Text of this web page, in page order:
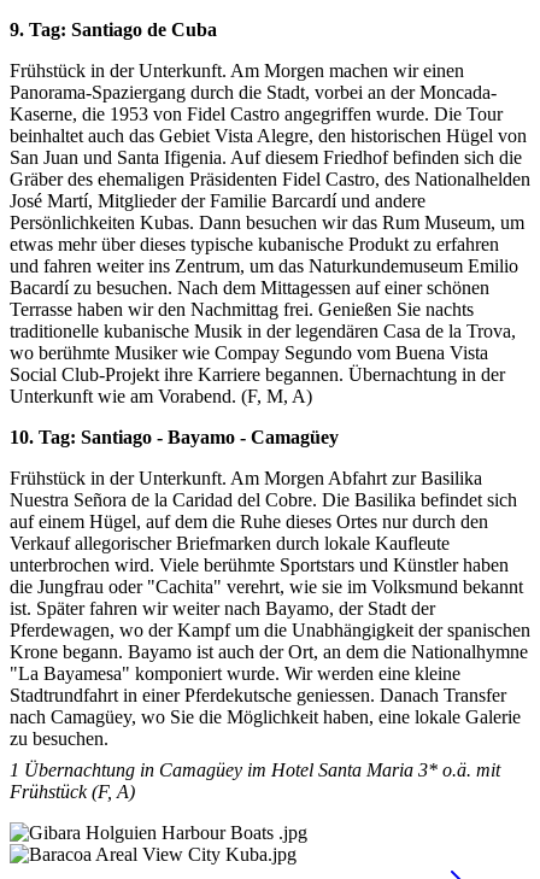
9. Tag: Santiago de Cuba
Frühstück in der Unterkunft. Am Morgen machen wir einen
Panorama-Spaziergang durch die Stadt, vorbei an der Moncada-
Kaserne, die 1953 von Fidel Castro angegriffen wurde. Die Tour
beinhaltet auch das Gebiet Vista Alegre, den historischen Hügel von
San Juan und Santa Ifigenia. Auf diesem Friedhof befinden sich die
Gräber des ehemaligen Präsidenten Fidel Castro, des Nationalhelden
José Martí, Mitglieder der Familie Barcardí und andere
Persönlichkeiten Kubas. Dann besuchen wir das Rum Museum, um
etwas mehr über dieses typische kubanische Produkt zu erfahren
und fahren weiter ins Zentrum, um das Naturkundemuseum Emilio
Bacardí zu besuchen. Nach dem Mittagessen auf einer schönen
Terrasse haben wir den Nachmittag frei. Genießen Sie nachts
traditionelle kubanische Musik in der legendären Casa de la Trova,
wo berühmte Musiker wie Compay Segundo vom Buena Vista
Social Club-Projekt ihre Karriere begannen. Übernachtung in der
Unterkunft wie am Vorabend. (F, M, A)
10. Tag: Santiago - Bayamo - Camagüey
Frühstück in der Unterkunft. Am Morgen Abfahrt zur Basilika
Nuestra Señora de la Caridad del Cobre. Die Basilika befindet sich
auf einem Hügel, auf dem die Ruhe dieses Ortes nur durch den
Verkauf allegorischer Briefmarken durch lokale Kaufleute
unterbrochen wird. Viele berühmte Sportstars und Künstler haben
die Jungfrau oder "Cachita" verehrt, wie sie im Volksmund bekannt
ist. Später fahren wir weiter nach Bayamo, der Stadt der
Pferdewagen, wo der Kampf um die Unabhängigkeit der spanischen
Krone begann. Bayamo ist auch der Ort, an dem die Nationalhymne
"La Bayamesa" komponiert wurde. Wir werden eine kleine
Stadtrundfahrt in einer Pferdekutsche geniessen. Danach Transfer
nach Camagüey, wo Sie die Möglichkeit haben, eine lokale Galerie
zu besuchen.
1 Übernachtung in Camagüey im Hotel Santa Maria 3* o.ä. mit
Frühstück (F, A)